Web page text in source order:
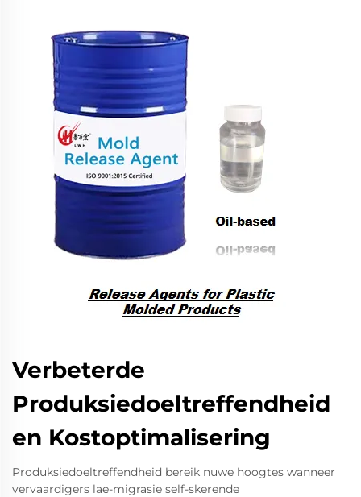
Verbeterde
Produksiedoeltreffendheid
en Kostoptimalisering
Produksiedoeltreffendheid bereik nuwe hoogtes wanneer
vervaardigers lae-migrasie self-skerende